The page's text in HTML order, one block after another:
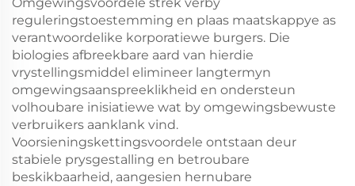
reguleringstoestemming en plaas maatskappye as
verantwoordelike korporatiewe burgers. Die
biologies afbreekbare aard van hierdie
vrystellingsmiddel elimineer langtermyn
omgewingsaanspreeklikheid en ondersteun
volhoubare inisiatiewe wat by omgewingsbewuste
verbruikers aanklank vind.
Voorsieningskettingsvoordele ontstaan deur
stabiele prysgestalling en betroubare
beskikbaarheid, aangesien hernubare